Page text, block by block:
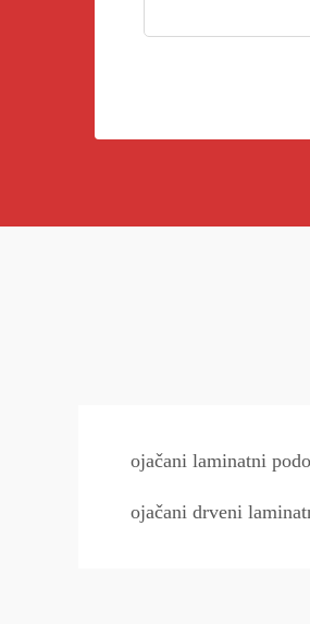
ojačani laminatni
ojačani drveni